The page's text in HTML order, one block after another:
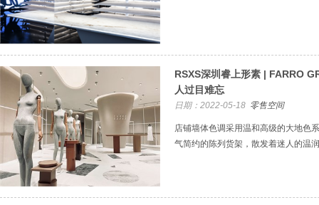
RSXS深圳睿上形素 | FARRO
人过目难忘
日期：2022-05-18 零售空间
店铺墙体色调采用温和高级的大地色
气简约的陈列货架，散发着迷人的温